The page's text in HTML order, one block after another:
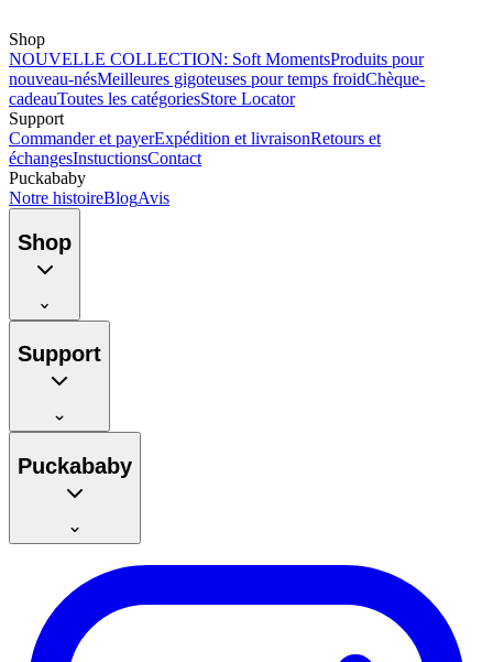
Shop
NOUVELLE COLLECTION: Soft MomentsProduits pour
nouveau-nésMeilleures gigoteuses pour temps froidChèque-
cadeauToutes les catégoriesStore Locator
Support
Commander et payerExpédition et livraisonRetours et
échangesInstuctionsContact
Puckababy
Notre histoireBlogAvis
Shop
Support
Puckababy